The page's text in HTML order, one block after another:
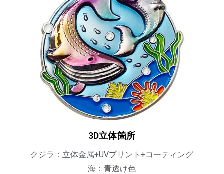
3D立体箇所
クジラ：立体金属+UVプリント+コーティング
海：青透け色